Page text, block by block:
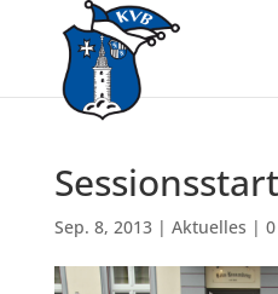
Sep. 8, 2013| Aktuelles |